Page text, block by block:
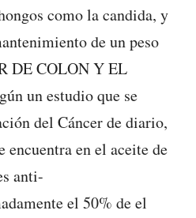
como la candida, y
de un peso
DE COLON Y EL
un estudio que se
del Cáncer de diario,
encuentra en el aceite de
anti-
el 50% de el